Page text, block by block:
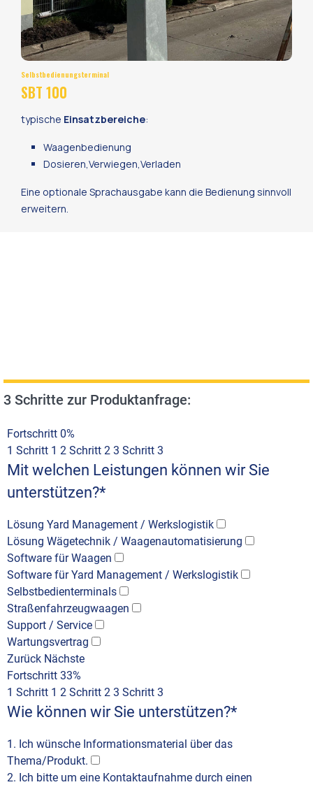
Selbstbedienungsterminal
SBT 100
typische Einsatzbereiche:
Waagenbedienung
Dosieren,Verwiegen,Verladen
Eine optionale Sprachausgabe kann die Bedienung sinnvoll
erweitern.
3 Schritte zur Produktanfrage:
Fortschritt 0%
1 Schritt 1 2 Schritt 2 3 Schritt 3
Mit welchen Leistungen können wir Sie
unterstützen?*
Lösung Yard Management / Werkslogistik
Lösung Wägetechnik / Waagenautomatisierung
Software für Waagen
Software für Yard Management / Werkslogistik
Selbstbedienterminals
Straßenfahrzeugwaagen
Support / Service
Wartungsvertrag
Zurück Nächste
Fortschritt 33%
1 Schritt 1 2 Schritt 2 3 Schritt 3
Wie können wir Sie unterstützen?*
1. Ich wünsche Informationsmaterial über das
Thema/Produkt.
2. Ich bitte um eine Kontaktaufnahme durch einen